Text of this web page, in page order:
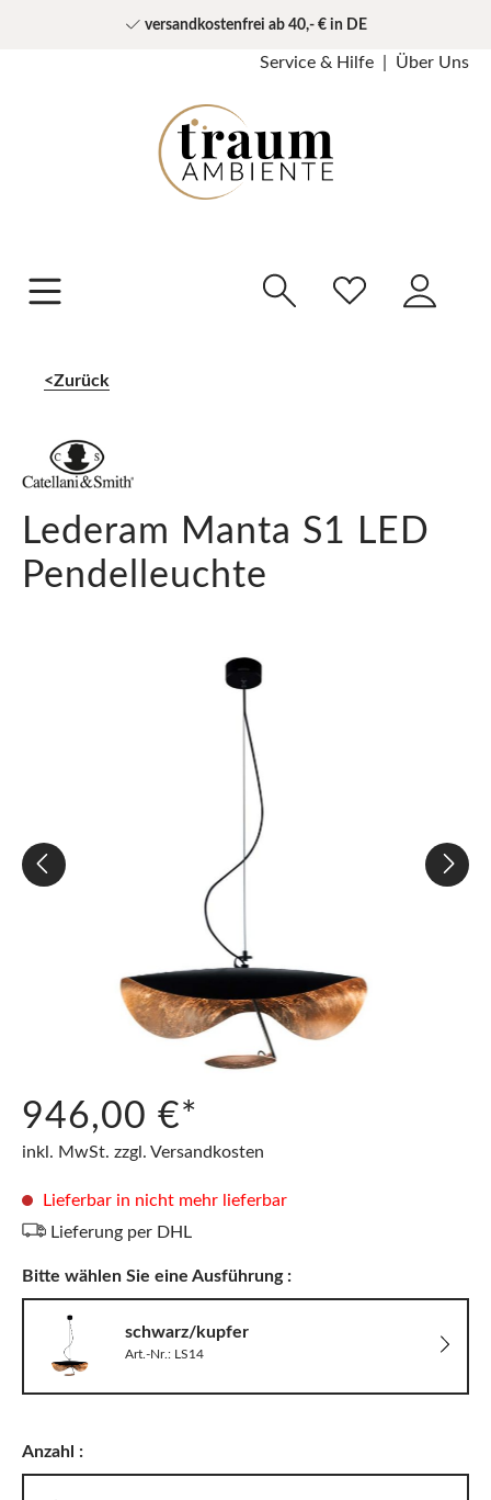
versandkostenfrei ab 40,- € in DE
Service & Hilfe Über Uns
Zurück
Lederam Manta S1 LED
Pendelleuchte
946,00 €*
inkl. MwSt. zzgl. Versandkosten
Lieferbar in nicht mehr lieferbar
Lieferung per DHL
Bitte wählen Sie eine Ausführung :
schwarz/kupfer
Art.-Nr.: LS14
Anzahl :